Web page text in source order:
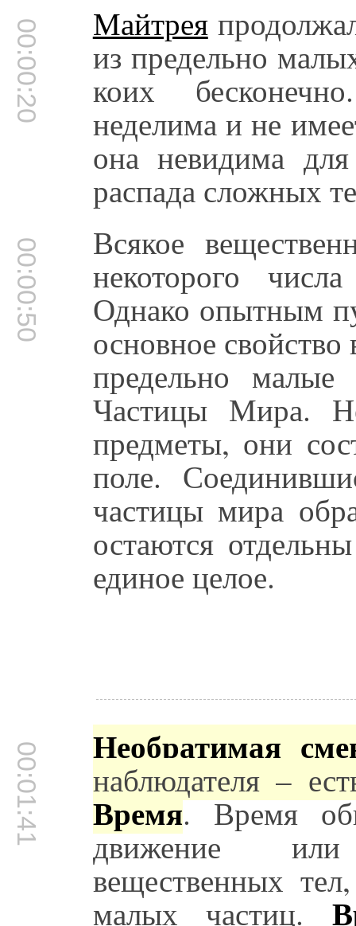
00:00:20 Майтрея
из предельно
коих
неделима и не
она невидима
распада сложных
00:00:50 Всякое
некоторого
Однако опытным
основное
предельно
Частицы Мира.
предметы, они
поле.
частицы мира
остаются
единое целое.
00:01:41 Необратимая
наблюдателя –
Время. Время
движение или
вещественных
малых частиц.